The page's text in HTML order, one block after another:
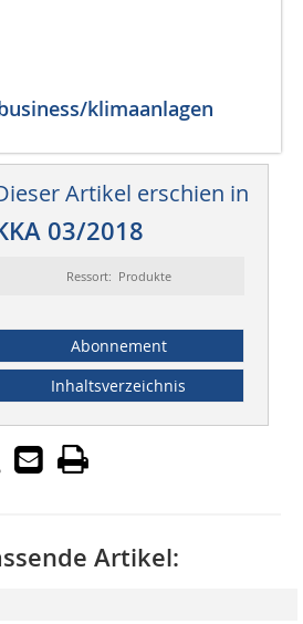
klimaanlagen
Artikel erschien in
03/2018
Ressort: Produkte
Abonnement
Inhaltsverzeichnis
Artikel: